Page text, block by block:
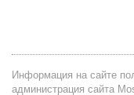
Информация на сайте
администрация сайта